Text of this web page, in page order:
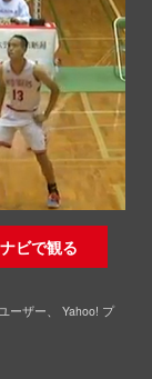
ビで観る
ーザー、 Yahoo! プ